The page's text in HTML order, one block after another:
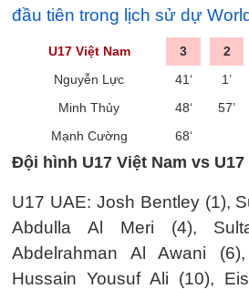
đầu tiên trong lịch sử dự
U17 Việt Nam 3 2
Nguyễn Lực
41‘ 1’
Minh Thủy
48‘ 57’
Mạnh Cường
68‘
Đội hình U17 Việt Nam vs U17
U17 UAE: Josh Bentley (1),
Abdulla Al Meri (4),
Abdelrahman Al Awani
Hussain Yousuf Ali (10),